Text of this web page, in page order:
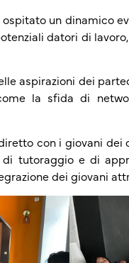
un dinamico
datori di
aspirazioni dei
la sfida di
con i giovani
tutoraggio e di
dei giovani